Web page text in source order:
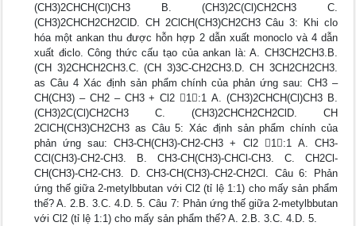
(CH3)2CHCH(Cl)CH3 B. (CH3)2C(Cl)CH2CH3 C.
(CH3)2CHCH2CH2ClD. CH 2ClCH(CH3)CH2CH3 Câu 3: Khi clo
hóa một ankan thu được hỗn hợp 2 dẫn xuất monoclo và 4 dẫn
xuất điclo. Công thức cấu tạo của ankan là: A. CH3CH2CH3.B.
(CH 3)2CHCH2CH3.C. (CH 3)3C-CH2CH3.D. CH 3CH2CH2CH3.
as Câu 4 Xác định sản phẩm chính của phản ứng sau: CH3 –
CH(CH3) – CH2 – CH3 + Cl2 1:1 A. (CH3)2CHCH(Cl)CH3 B.
(CH3)2C(Cl)CH2CH3 C. (CH3)2CHCH2CH2ClD. CH
2ClCH(CH3)CH2CH3 as Câu 5: Xác định sản phẩm chính của
phản ứng sau: CH3-CH(CH3)-CH2-CH3 + Cl2 1:1 A. CH3-
CCl(CH3)-CH2-CH3. B. CH3-CH(CH3)-CHCl-CH3. C. CH2Cl-
CH(CH3)-CH2-CH3. D. CH3-CH(CH3)-CH2-CH2Cl. Câu 6: Phản
ứng thế giữa 2-metylbbutan với Cl2 (tỉ lệ 1:1) cho mấy sản phẩm
thế? A. 2.B. 3.C. 4.D. 5. Câu 7: Phản ứng thế giữa 2-metylbbutan
với Cl2 (tỉ lệ 1:1) cho mấy sản phẩm thế? A. 2.B. 3.C. 4.D. 5.